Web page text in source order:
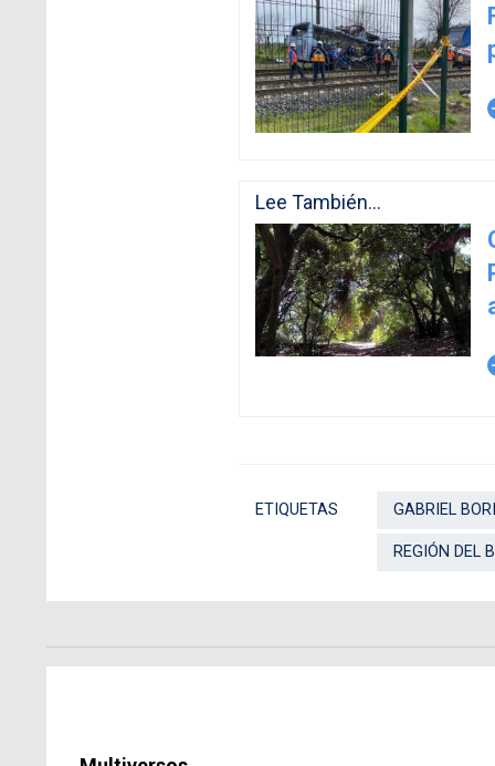
Lee También...
ETIQUETAS GABRIEL
REGIÓN DEL